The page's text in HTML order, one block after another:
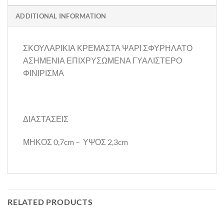
ADDITIONAL INFORMATION
ΣΚΟΥΛΑΡΙΚΙΑ ΚΡΕΜΑΣΤΑ ΨΑΡΙ ΣΦΥΡΗΛΑΤΟ
ΑΣΗΜΕΝΙΑ ΕΠΙΧΡΥΣΩΜΕΝΑ ΓΥΑΛΙΣΤΕΡΟ
ΦΙΝΙΡΙΣΜΑ
ΔΙΑΣΤΑΣΕΙΣ
ΜΗΚΟΣ 0,7cm – ΥΨΟΣ 2,3cm
RELATED PRODUCTS